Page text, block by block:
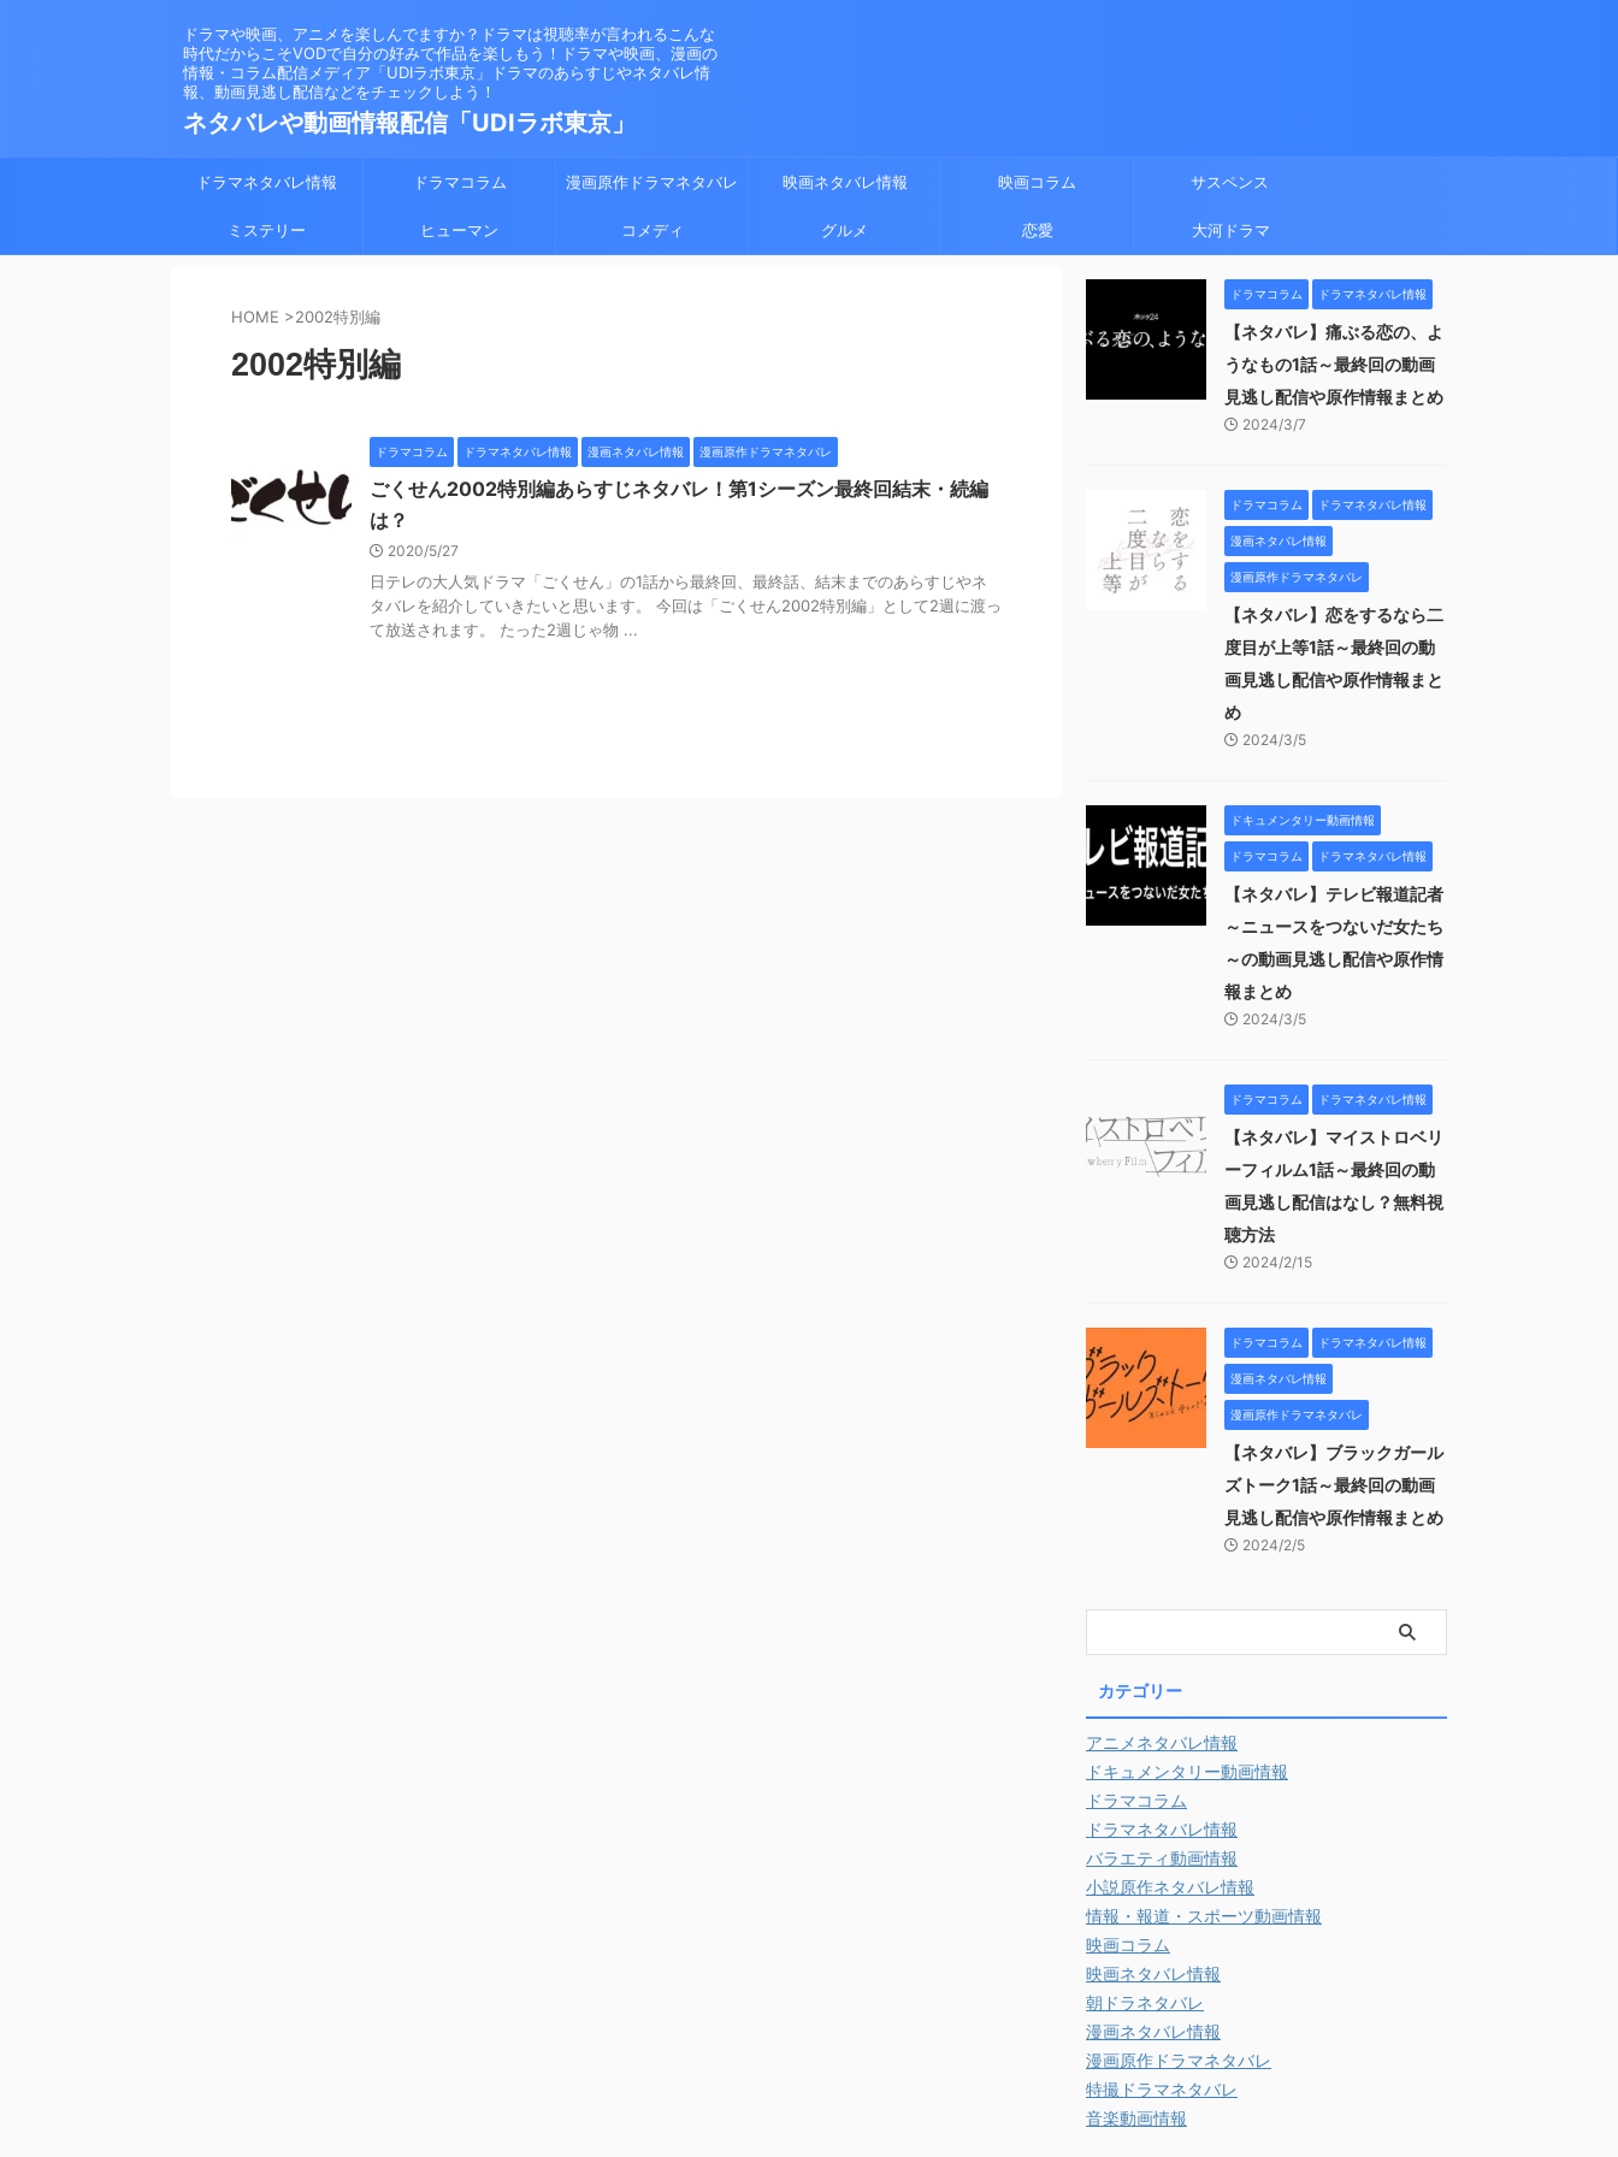
ドラマや映画、アニメを楽しんでますか？ドラマは視聴率が言われるこんな
時代だからこそVODで自分の好みで作品を楽しもう！ドラマや映画、漫画の
情報・コラム配信メディア「UDIラボ東京」ドラマのあらすじやネタバレ情
報、動画見逃し配信などをチェックしよう！
ネタバレや動画情報配信「UDIラボ東京」
ドラマネタバレ情報 ドラマコラム 漫画原作ドラマネタバレ 映画ネタバレ情報 映画コラム サスペンス
ミステリー ヒューマン コメディ グルメ 恋愛 大河ドラマ
HOME >2002特別編
2002特別編
ドラマコラム ドラマネタバレ情報 漫画ネタバレ情報 漫画原作ドラマネタバレ
ごくせん2002特別編あらすじネタバレ！第1シーズン最終回結末・続編
は？
2020/5/27
日テレの大人気ドラマ「ごくせん」の1話から最終回、最終話、結末までのあらすじやネ
タバレを紹介していきたいと思います。 今回は「ごくせん2002特別編」として2週に渡っ
て放送されます。 たった2週じゃ物 ...
ドラマコラム ドラマネタバレ情報
【ネタバレ】痛ぶる恋の、よ
うなもの1話～最終回の動画
見逃し配信や原作情報まとめ
2024/3/7
ドラマコラム ドラマネタバレ情報
漫画ネタバレ情報
漫画原作ドラマネタバレ
【ネタバレ】恋をするなら二
度目が上等1話～最終回の動
画見逃し配信や原作情報まと
め
2024/3/5
ドキュメンタリー動画情報
ドラマコラム ドラマネタバレ情報
【ネタバレ】テレビ報道記者
～ニュースをつないだ女たち
～の動画見逃し配信や原作情
報まとめ
2024/3/5
ドラマコラム ドラマネタバレ情報
【ネタバレ】マイストロベリ
ーフィルム1話～最終回の動
画見逃し配信はなし？無料視
聴方法
2024/2/15
ドラマコラム ドラマネタバレ情報
漫画ネタバレ情報
漫画原作ドラマネタバレ
【ネタバレ】ブラックガール
ズトーク1話～最終回の動画
見逃し配信や原作情報まとめ
2024/2/5
カテゴリー
アニメネタバレ情報
ドキュメンタリー動画情報
ドラマコラム
ドラマネタバレ情報
バラエティ動画情報
小説原作ネタバレ情報
情報・報道・スポーツ動画情報
映画コラム
映画ネタバレ情報
朝ドラネタバレ
漫画ネタバレ情報
漫画原作ドラマネタバレ
特撮ドラマネタバレ
音楽動画情報